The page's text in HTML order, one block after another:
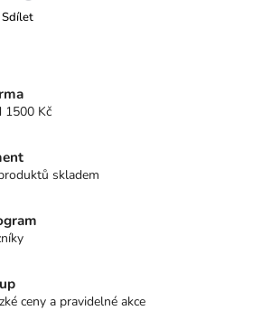
Sdílet
1500 Kč
skladem
ceny a pravidelné akce